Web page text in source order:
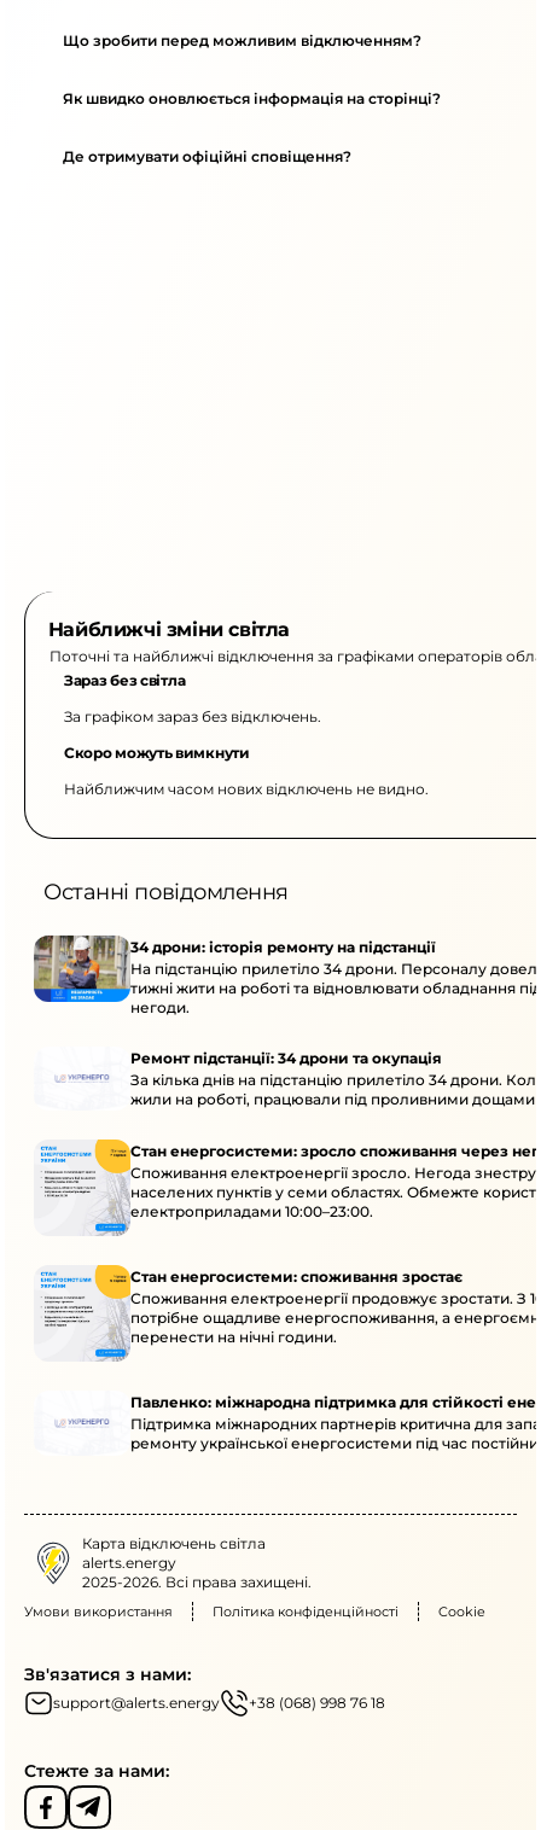
Що зробити перед можливим відключенням?
Як швидко оновлюється інформація на сторінці?
Де отримувати офіційні сповіщення?
Найближчі зміни світла
Поточні та найближчі відключення за графіками операторів
Зараз без світла
За графіком зараз без відключень.
Скоро можуть вимкнути
Найближчим часом нових відключень не видно.
Останні повідомлення
34 дрони: історія ремонту на підстанції
На підстанцію прилетіло 34 дрони. Персоналу
тижні жити на роботі та відновлювати обладнання під
негоди.
Ремонт підстанції: 34 дрони та окупація
За кілька днів на підстанцію прилетіло 34 дрони.
жили на роботі, працювали під проливними дощами
Стан енергосистеми: зросло споживання через
Споживання електроенергії зросло. Негода
населених пунктів у семи областях. Обмежте
електроприладами 10:00–23:00.
Стан енергосистеми: споживання зростає
Споживання електроенергії продовжує зростати. З
потрібне ощадливе енергоспоживання, а
перенести на нічні години.
Павленко: міжнародна підтримка для стійкості
Підтримка міжнародних партнерів критична для
ремонту української енергосистеми під час
Карта відключень світла
alerts.energy
2025-2026. Всі права захищені.
Умови використання Політика конфіденційності Cookie
Зв'язатися з нами:
support@alerts.energy +38 (068) 998 76 18
Стежте за нами: